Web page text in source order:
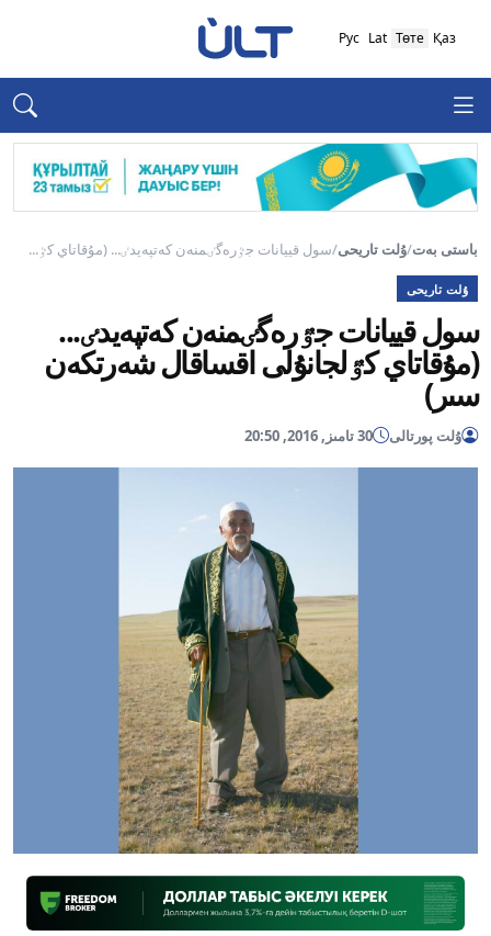
Қаз
Төте
Lat
Рус
باستى بەت/ۇلت تاريحى/سول قييانات جٷرەگٸمنەن كەتپەيدٸ... (مۇقاتاي كٷ...
ۇلت تاريحى
سول قييانات جٷرەگٸمنەن كەتپەيدٸ...
(مۇقاتاي كٷلجانۇلى اقساقال شەرتكەن
سىر)
ۇلت پورتالى 30 تامىز, 2016, 20:50